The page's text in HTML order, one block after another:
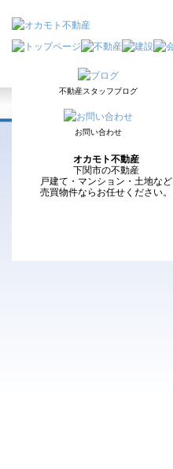
不動産スタッフブログ
お問い合わせ
オカモト不動産
下関市の不動産
戸建て・マンション・土地など
売買物件ならお任せください。